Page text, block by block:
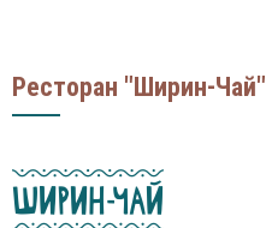
Ресторан "Ширин-Чай"